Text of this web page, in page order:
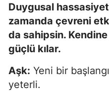
Duygusal
zamanda çevreni
da sahipsin.
güçlü kılar.
Aşk: Yeni bir
yeterli.